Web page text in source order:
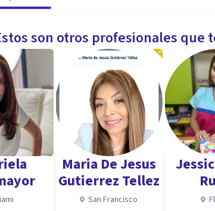
son otros profesionales que
Maria De Jesus
Gutierrez Tellez
San Francisco